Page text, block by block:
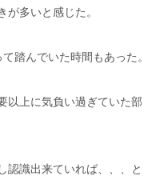
多いと感じた。
踏んでいた時間もあった。
以上に気負い過ぎていた部
認識出来ていれば、、、と